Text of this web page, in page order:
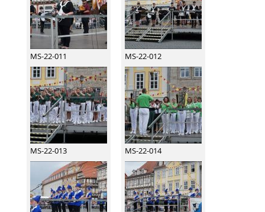
MS-22-011 MS-22-012
MS-22-013 MS-22-014